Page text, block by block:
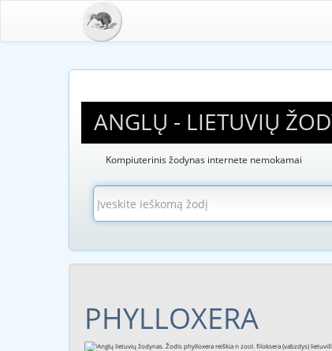
ANGLŲ - LIETUVIŲ
Kompiuterinis žodynas internete nemokamai
PHYLLOXERA